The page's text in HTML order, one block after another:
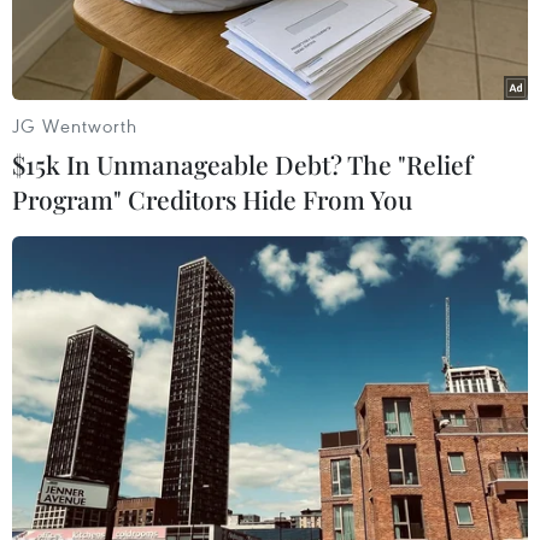
Quyền Bộ trưởng Bộ Y tế Nguyễn Thanh Long. (Ảnh: Thống
Nhất/TTXVN)
Ngày 17/9, tại Hà Nội, Thường trực Ủy ban Về
các vấn đề xã hội của Quốc hội tổ chức phiên
JG Wentworth
$15k In Unmanageable Debt? The "Relief
Program" Creditors Hide From You